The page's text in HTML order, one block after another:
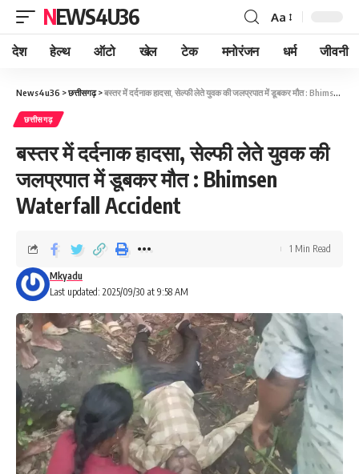
NEWS4U36 Aa
देश हेल्थ ऑटो खेल टेक मनोरंजन धर्म जीवनी
News4u36 >छत्तीसगढ़>बस्तर में दर्दनाक हादसा, सेल्फी लेते युवक की जलप्रपात में डूबकर मौत : Bhimsen Waterfall Accident
छत्तीसगढ़
बस्तर में दर्दनाक हादसा, सेल्फी लेते युवक की
जलप्रपात में डूबकर मौत : Bhimsen
Waterfall Accident
Last updated: 2025/09/30 at 9:58 AM
Mkyadu
1 Min Read